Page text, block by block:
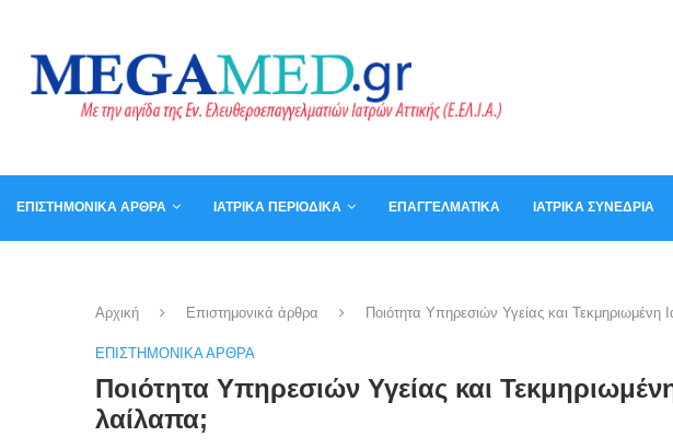
ΕΠΙΣΤΗΜΟΝΙΚΆ ΆΡΘΡΑ ΙΑΤΡΙΚΆ ΠΕΡΙΟΔΙΚΆ ΕΠΑΓΓΕΛΜΑΤΙΚΆ ΙΑΤΡΙΚΆ ΣΥΝΈΔΡΙΑ
Αρχική Επιστημονικά άρθρα Ποιότητα Υπηρεσιών Υγείας και Τεκμηριωμένη
ΕΠΙΣΤΗΜΟΝΙΚΆ ΆΡΘΡΑ
Ποιότητα Υπηρεσιών Υγείας και
λαίλαπα;